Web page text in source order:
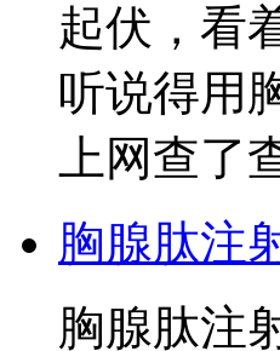
起伏，看
听说得用
上网查了
胸腺肽注
胸腺肽注